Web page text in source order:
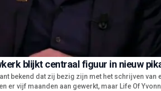
blijkt centraal figuur in nieuw
bekend dat zij bezig zijn met het schrijven van
er vijf maanden aan gewerkt, maar Life Of Yvonn